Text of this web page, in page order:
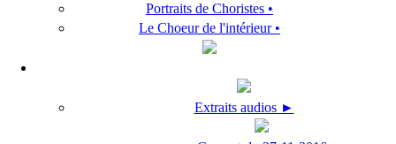
Portraits de Choristes •
Le Choeur de l'intérieur •
Extraits audios ►